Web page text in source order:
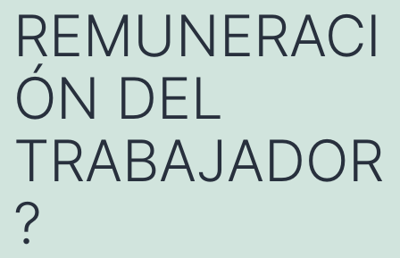
REMUNERACI
ÓN DEL
TRABAJADOR
?